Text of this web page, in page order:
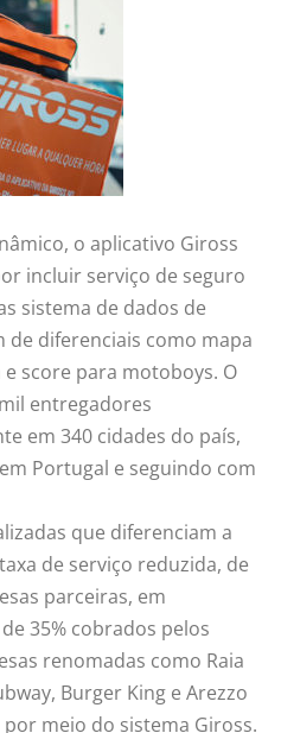
o aplicativo Giross
incluir serviço de seguro
sistema de dados de
de diferenciais como mapa
score para motoboys. O
entregadores
em 340 cidades do país,
Portugal e seguindo com
que diferenciam a
de serviço reduzida, de
parceiras, em
35% cobrados pelos
renomadas como Raia
Burger King e Arezzo
meio do sistema Giross.